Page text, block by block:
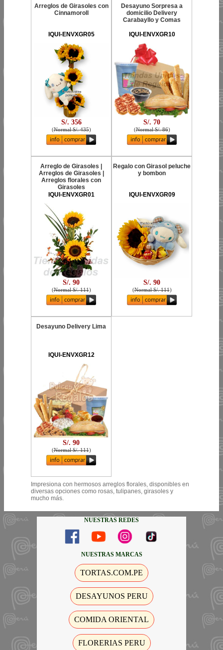
Arreglos de Girasoles con
Cinnamoroll
IQUI-ENVXGR05
S/. 356
(Normal S/. 435)
Desayuno Sorpresa a
domicilio Delivery
Carabayllo y Comas
IQUI-ENVXGR10
S/. 70
(Normal S/. 86)
Arreglo de Girasoles |
Arreglos de Girasoles |
Arreglos florales con
Girasoles
IQUI-ENVXGR01
S/. 90
(Normal S/. 111)
Regalo con Girasol peluche
y bombon
IQUI-ENVXGR09
S/. 90
(Normal S/. 111)
Desayuno Delivery Lima
IQUI-ENVXGR12
S/. 90
(Normal S/. 111)
Impresiona con hermosos arreglos florales, disponibles en
diversas opciones como rosas, tulipanes, girasoles y
mucho más.
NUESTRAS REDES
NUESTRAS MARCAS
TORTAS.COM.PE
DESAYUNOS PERU
COMIDA ORIENTAL
FLORERIAS PERU